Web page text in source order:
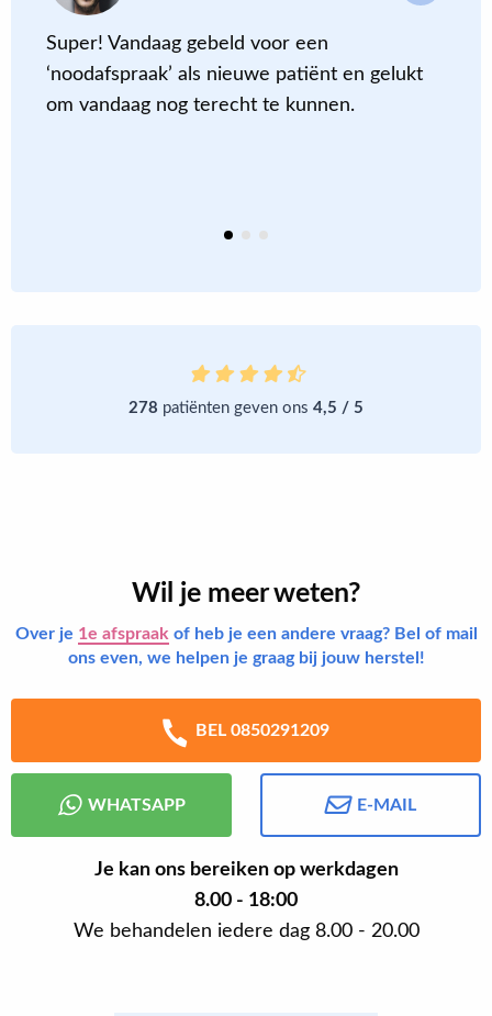
Super! Vandaag gebeld voor een
‘noodafspraak’ als nieuwe patiënt en gelukt
om vandaag nog terecht te kunnen.
278 patiënten geven ons 4,5 / 5
Wil je meer weten?
Over je 1e afspraak of heb je een andere vraag? Bel of mail
ons even, we helpen je graag bij jouw herstel!
BEL 0850291209
WHATSAPP E-MAIL
Je kan ons bereiken op werkdagen
8.00 - 18:00
We behandelen iedere dag 8.00 - 20.00